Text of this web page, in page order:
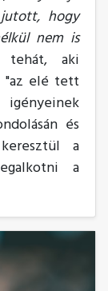
hogy
nem is
tehát, aki
"az elé tett
és
a
a